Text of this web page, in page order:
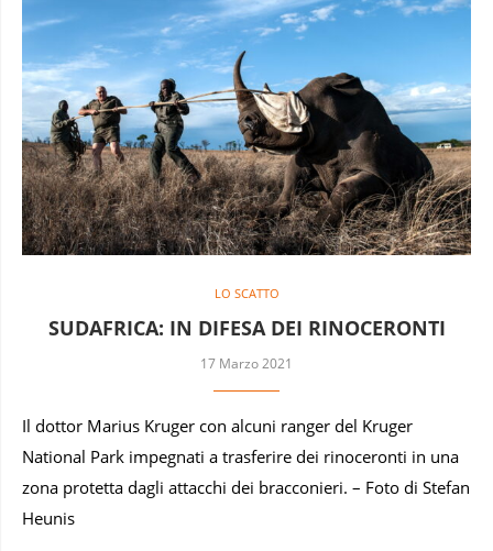
LO SCATTO
SUDAFRICA: IN DIFESA DEI RINOCERONTI
17 Marzo 2021
Il dottor Marius Kruger con alcuni ranger del Kruger
National Park impegnati a trasferire dei rinoceronti in una
zona protetta dagli attacchi dei bracconieri. – Foto di Stefan
Heunis